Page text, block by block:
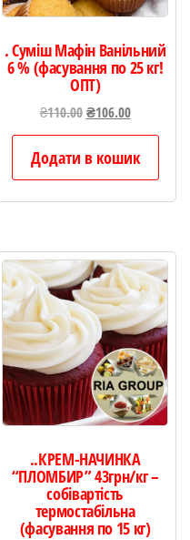
. Суміш Мафін Ванільний
6 % (фасування по 25 кг!
ОПТ)
₴110.00 Оригінальна
ціна:
₴110.00.
₴106.00Поточна
ціна:
₴106.00.
Додати в кошик
..КРЕМ-НАЧИНКА
“ПЛОМБИР” 43грн/кг –
собівартість
термостабільна
(фасування по 15 кг)